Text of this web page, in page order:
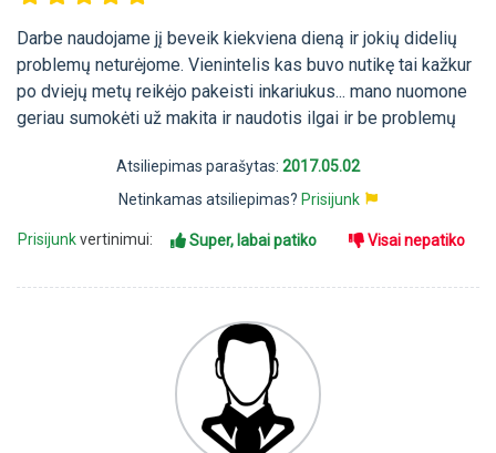
Darbe naudojame jį beveik kiekviena dieną ir jokių didelių
problemų neturėjome. Vienintelis kas buvo nutikę tai kažkur
po dviejų metų reikėjo pakeisti inkariukus... mano nuomone
geriau sumokėti už makita ir naudotis ilgai ir be problemų
Atsiliepimas parašytas: 2017.05.02
Netinkamas atsiliepimas? Prisijunk
Prisijunkvertinimui: Super, labai patiko Visai nepatiko